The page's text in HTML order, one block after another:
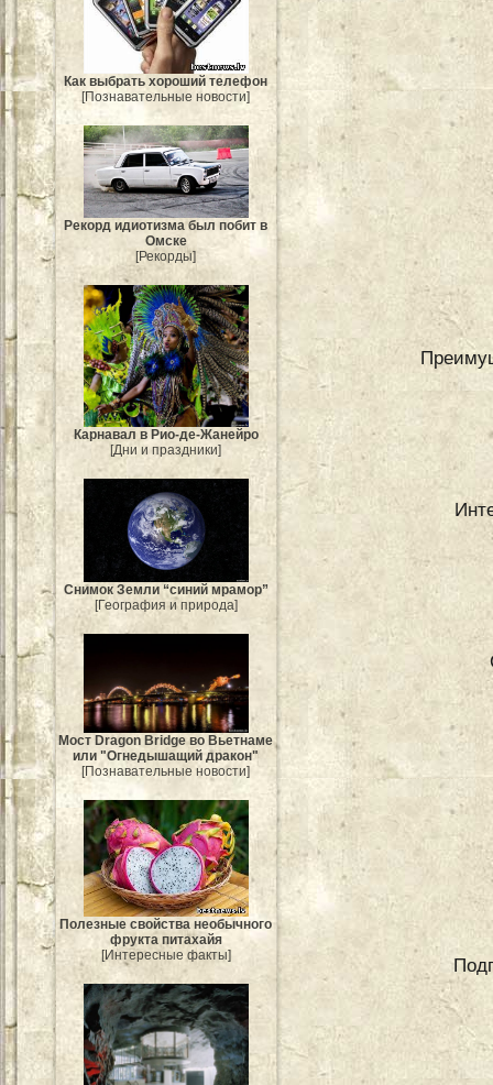
Как выбрать хороший телефон
[Познавательные новости]
Рекорд идиотизма был побит в
Омске
[Рекорды]
Карнавал в Рио-де-Жанейро
[Дни и праздники]
Снимок Земли “синий мрамор”
[География и природа]
Мост Dragon Bridge во Вьетнаме
или "Огнедышащий дракон"
[Познавательные новости]
Полезные свойства необычного
фрукта питахайя
[Интересные факты]